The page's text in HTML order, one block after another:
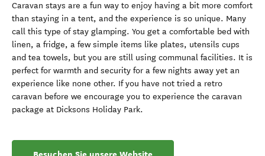
Caravan stays are a fun way to enjoy having a bit more comfort
than staying in a tent, and the experience is so unique. Many
call this type of stay glamping. You get a comfortable bed with
linen, a fridge, a few simple items like plates, utensils cups
and tea towels, but you are still using communal facilities. It is
perfect for warmth and security for a few nights away yet an
experience like none other. If you have not tried a retro
caravan before we encourage you to experience the caravan
package at Dicksons Holiday Park.